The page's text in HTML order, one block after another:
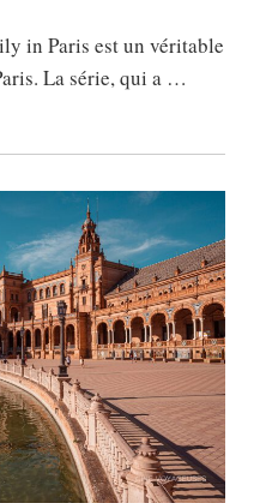
in Paris est un véritable
La série, qui a …